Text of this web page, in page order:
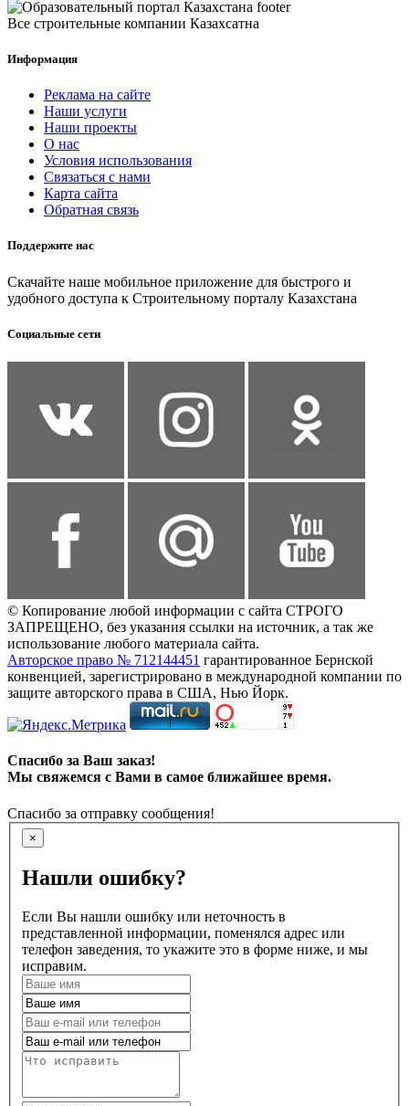
Все строительные компании Казахсатна
Информация
Реклама на сайте
Наши услуги
Наши проекты
О нас
Условия использования
Связаться с нами
Карта сайта
Обратная связь
Поддержите нас
Скачайте наше мобильное приложение для быстрого и
удобного доступа к Строительному порталу Казахстана
Социальные сети
© Копирование любой информации с сайта СТРОГО
ЗАПРЕЩЕНО, без указания ссылки на источник, а так же
использование любого материала сайта.
Авторское право № 712144451 гарантированное Бернской
конвенцией, зарегистрировано в международной компании по
защите авторского права в США, Нью Йорк.
Спасибо за Ваш заказ!
Мы свяжемся с Вами в самое ближайшее время.
Спасибо за отправку сообщения!
×
Нашли ошибку?
Если Вы нашли ошибку или неточность в
представленной информации, поменялся адрес или
телефон заведения, то укажите это в форме ниже, и мы
исправим.